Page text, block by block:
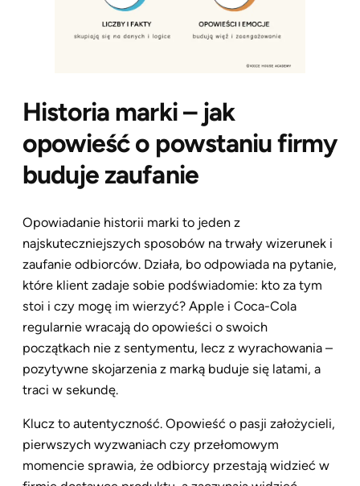
Historia marki – jak
opowieść o powstaniu firmy
buduje zaufanie
Opowiadanie historii marki to jeden z
najskuteczniejszych sposobów na trwały wizerunek i
zaufanie odbiorców. Działa, bo odpowiada na pytanie,
które klient zadaje sobie podświadomie: kto za tym
stoi i czy mogę im wierzyć? Apple i Coca-Cola
regularnie wracają do opowieści o swoich
początkach nie z sentymentu, lecz z wyrachowania –
pozytywne skojarzenia z marką buduje się latami, a
traci w sekundę.
Klucz to autentyczność. Opowieść o pasji założycieli,
pierwszych wyzwaniach czy przełomowym
momencie sprawia, że odbiorcy przestają widzieć w